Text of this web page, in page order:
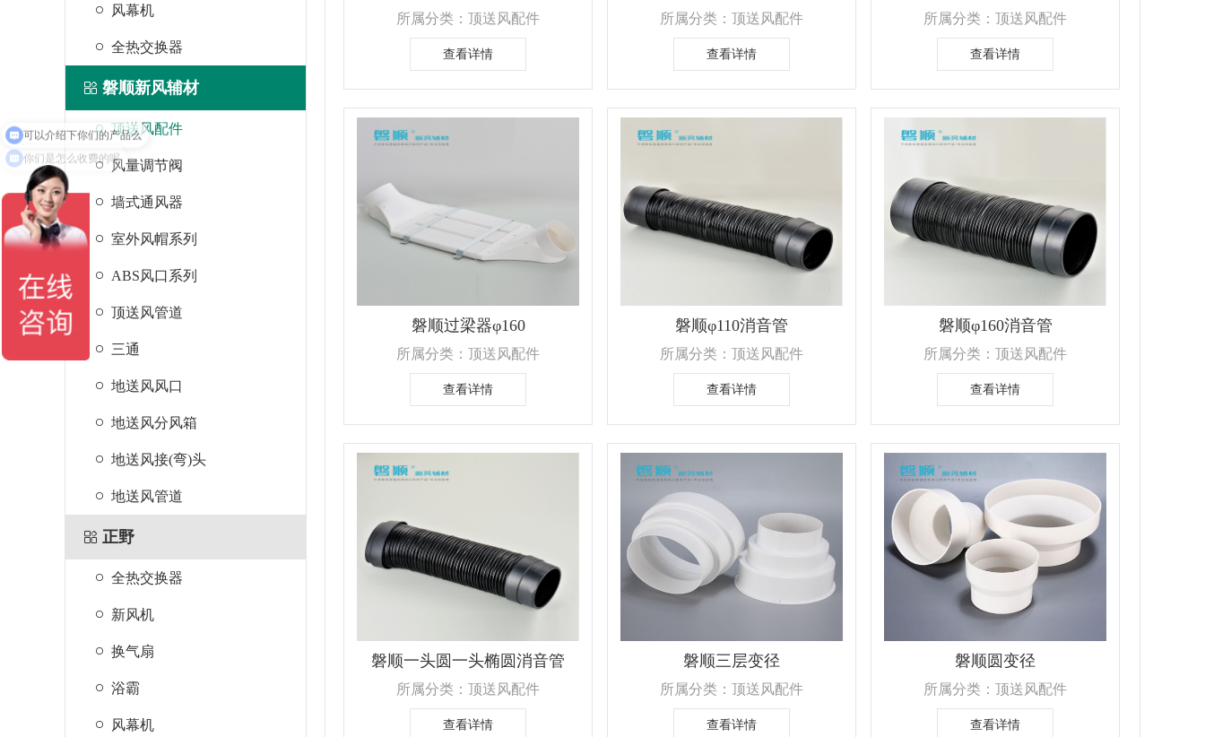
风幕机
全热交换器
磐顺新风辅材
顶送风配件
风量调节阀
墙式通风器
室外风帽系列
ABS风口系列
顶送风管道
三通
地送风风口
地送风分风箱
地送风接(弯)头
地送风管道
正野
全热交换器
新风机
换气扇
浴霸
风幕机
所属分类：顶送风配件
查看详情
所属分类：顶送风配件
查看详情
所属分类：顶送风配件
查看详情
磐顺过梁器φ160
所属分类：顶送风配件
查看详情
磐顺φ110消音管
所属分类：顶送风配件
查看详情
磐顺φ160消音管
所属分类：顶送风配件
查看详情
磐顺一头圆一头椭圆消音管
所属分类：顶送风配件
查看详情
磐顺三层变径
所属分类：顶送风配件
查看详情
磐顺圆变径
所属分类：顶送风配件
查看详情